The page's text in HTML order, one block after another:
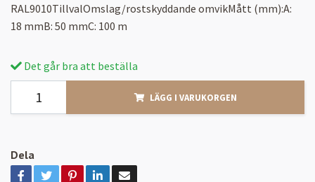
RAL9010TillvalOmslag/rostskyddande omvikMått (mm):A:
18 mmB: 50 mmC: 100 m
Det går bra att beställa
LÄGG I VARUKORGEN
Dela